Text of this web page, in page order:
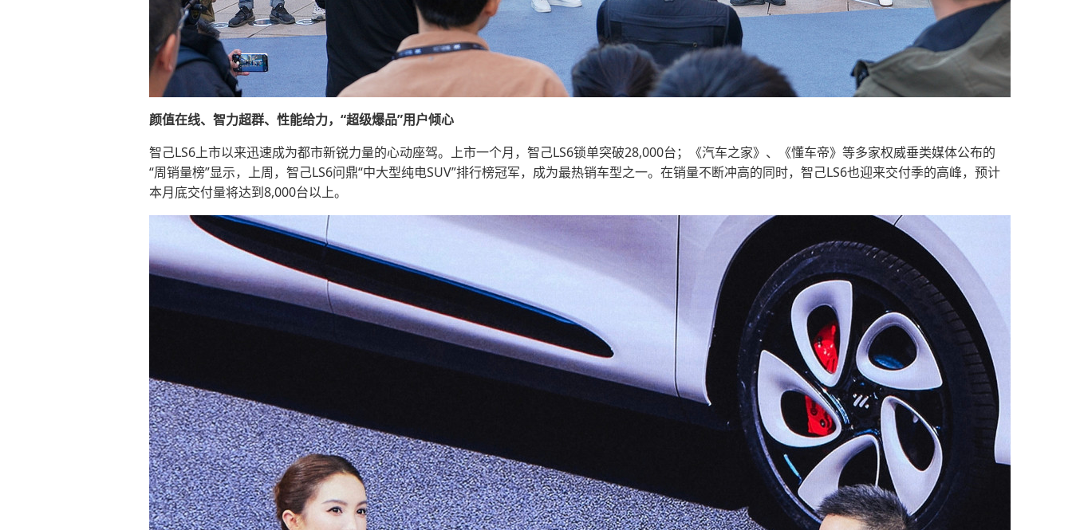
颜值在线、智力超群、性能给力，“超级爆品”用户倾心
智己LS6上市以来迅速成为都市新锐力量的心动座驾。上市一个月，智己LS6锁单突破28,000台；《汽车之家》、《懂车帝》等多家权威垂类媒体公布的
“周销量榜”显示，上周，智己LS6问鼎“中大型纯电SUV”排行榜冠军，成为最热销车型之一。在销量不断冲高的同时，智己LS6也迎来交付季的高峰，预计
本月底交付量将达到8,000台以上。